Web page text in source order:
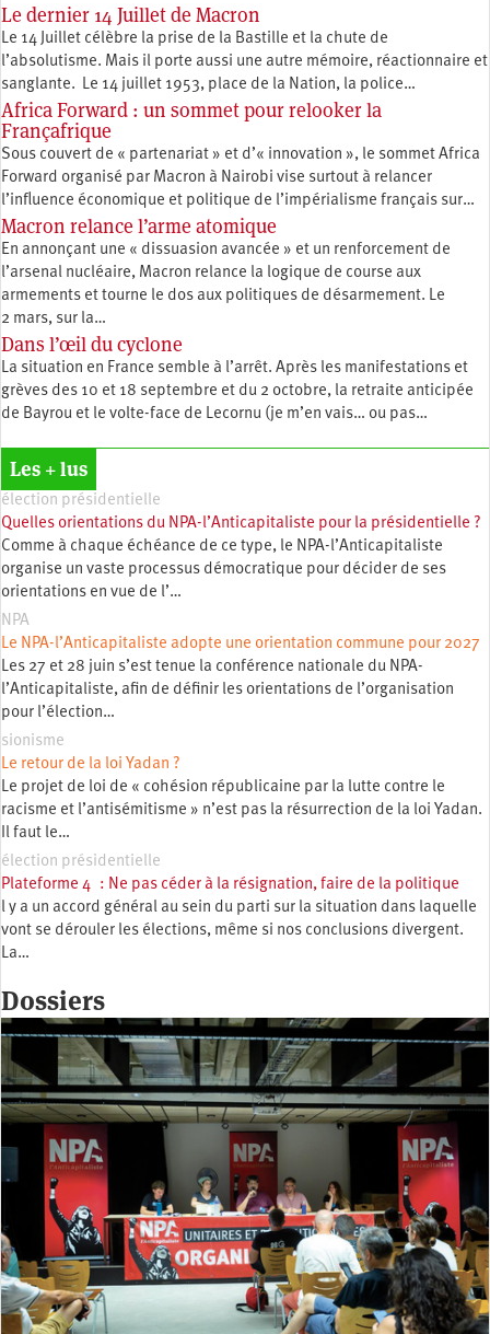
Le dernier 14 Juillet de Macron
Le 14 Juillet célèbre la prise de la Bastille et la chute de
l’absolutisme. Mais il porte aussi une autre mémoire, réactionnaire et
sanglante. Le 14 juillet 1953, place de la Nation, la police…
Africa Forward : un sommet pour relooker la
Françafrique
Sous couvert de « partenariat » et d’« innovation », le sommet Africa
Forward organisé par Macron à Nairobi vise surtout à relancer
l’influence économique et politique de l’impérialisme français sur…
Macron relance l’arme atomique
En annonçant une « dissuasion avancée » et un renforcement de
l’arsenal nucléaire, Macron relance la logique de course aux
armements et tourne le dos aux politiques de désarmement. Le
2 mars, sur la…
Dans l’œil du cyclone
La situation en France semble à l’arrêt. Après les manifestations et
grèves des 10 et 18 septembre et du 2 octobre, la retraite anticipée
de Bayrou et le volte-face de Lecornu (je m’en vais… ou pas…
Les + lus
élection présidentielle
Quelles orientations du NPA-l’Anticapitaliste pour la présidentielle ?
Comme à chaque échéance de ce type, le NPA-l’Anticapitaliste
organise un vaste processus démocratique pour décider de ses
orientations en vue de l’…
NPA
Le NPA-l’Anticapitaliste adopte une orientation commune pour 2027
Les 27 et 28 juin s’est tenue la conférence nationale du NPA-
l’Anticapitaliste, afin de définir les orientations de l’organisation
pour l’élection…
sionisme
Le retour de la loi Yadan ?
Le projet de loi de « cohésion républicaine par la lutte contre le
racisme et l’antisémitisme » n’est pas la résurrection de la loi Yadan.
Il faut le…
élection présidentielle
Plateforme 4 : Ne pas céder à la résignation, faire de la politique
l y a un accord général au sein du parti sur la situation dans laquelle
vont se dérouler les élections, même si nos conclusions divergent.
La…
Dossiers